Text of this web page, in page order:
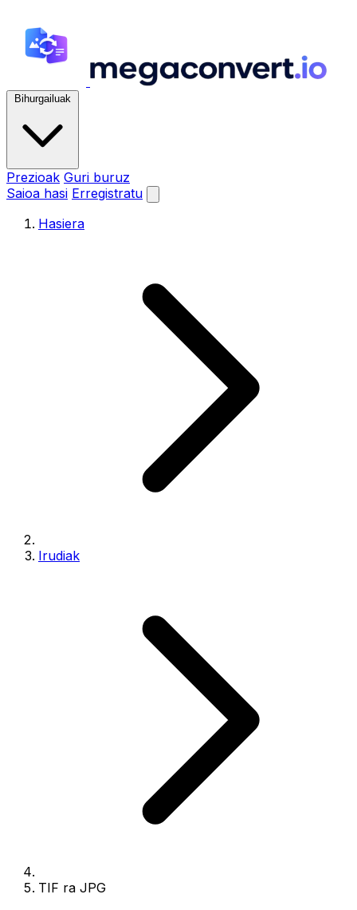
Bihurgailuak
Prezioak Guri buruz
Saioa hasi Erregistratu
Hasiera
Irudiak
TIF ra JPG